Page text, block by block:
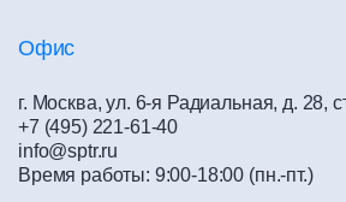
Офис
г. Москва, ул. 6-я Радиальная, д. 28,
+7 (495) 221-61-40
info@sptr.ru
Время работы: 9:00-18:00 (пн.-пт.)